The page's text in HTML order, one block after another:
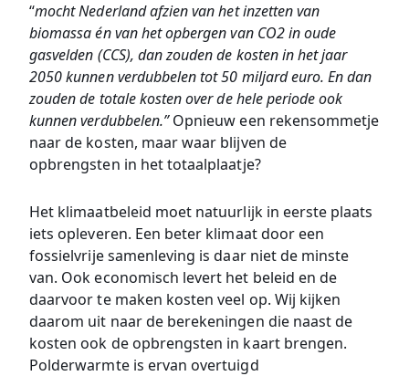
“mocht Nederland afzien van het inzetten van
biomassa én van het opbergen van CO2 in oude
gasvelden (CCS), dan zouden de kosten in het jaar
2050 kunnen verdubbelen tot 50 miljard euro. En dan
zouden de totale kosten over de hele periode ook
kunnen verdubbelen.”Opnieuw een rekensommetje
naar de kosten, maar waar blijven de
opbrengsten in het totaalplaatje?
Het klimaatbeleid moet natuurlijk in eerste plaats
iets opleveren. Een beter klimaat door een
fossielvrije samenleving is daar niet de minste
van. Ook economisch levert het beleid en de
daarvoor te maken kosten veel op. Wij kijken
daarom uit naar de berekeningen die naast de
kosten ook de opbrengsten in kaart brengen.
Polderwarmte is ervan overtuigd